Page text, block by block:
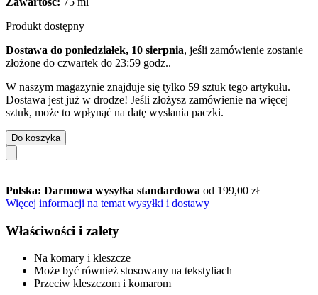
Produkt dostępny
Dostawa do poniedziałek, 10 sierpnia, jeśli zamówienie zostanie
złożone do czwartek do 23:59 godz..
W naszym magazynie znajduje się tylko 59 sztuk tego artykułu.
Dostawa jest już w drodze! Jeśli złożysz zamówienie na więcej
sztuk, może to wpłynąć na datę wysłania paczki.
Do koszyka
Polska: Darmowa wysyłka standardowa od 199,00 zł
Więcej informacji na temat wysyłki i dostawy
Właściwości i zalety
Na komary i kleszcze
Może być również stosowany na tekstyliach
Przeciw kleszczom i komarom